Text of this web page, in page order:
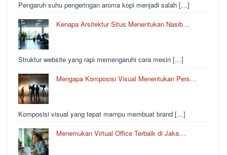
Pengaruh suhu pengeringan aroma kopi menjadi salah […]
Kenapa Arsitektur Situs Menentukan Nasib…
Struktur website yang rapi memengaruhi cara mesin […]
Mengapa Komposisi Visual Menentukan Pers…
Komposisi visual yang tepat mampu membuat brand […]
Menemukan Virtual Office Terbaik di Jaka…